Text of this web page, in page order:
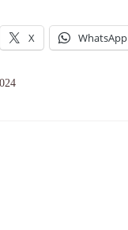
X WhatsApp